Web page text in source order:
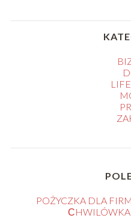
POŻYCZKA DLA